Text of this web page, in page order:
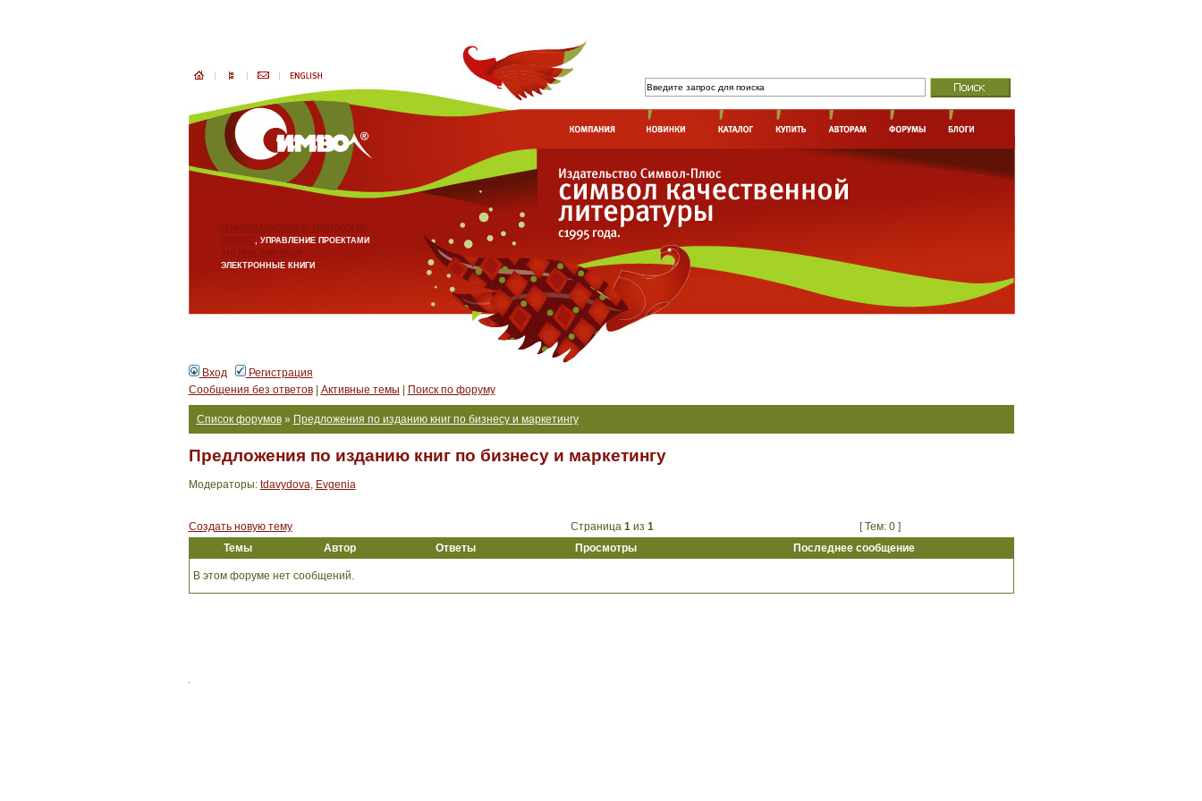
ИНФОРМАЦИОННЫЕ ТЕХНОЛОГИИ
БИЗНЕС, УПРАВЛЕНИЕ ПРОЕКТАМИ
АНГЛИЙСКИЙ ЯЗЫК
ЭЛЕКТРОННЫЕ КНИГИ
Вход
Регистрация
Сообщения без ответов| Активные темы Поиск по форуму
Список форумов» Предложения по изданию книг по бизнесу и маркетингу
Предложения по изданию книг по бизнесу и маркетингу
Модераторы: tdavydova, Evgenia
Создать новую тему Страница 1из 1
[ Тем: 0 ]
Темы
Автор Ответы Просмотры Последнее сообщение
В этом форуме нет сообщений.